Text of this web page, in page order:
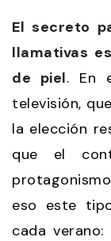
El secreto
llamativas
de piel. En
televisión,
la elección
que el
eso este
cada verano: